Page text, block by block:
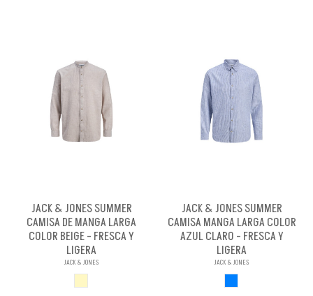
JACK & JONES SUMMER
CAMISA DE MANGA LARGA
COLOR BEIGE - FRESCA Y
LIGERA
JACK & JONES
JACK & JONES SUMMER
CAMISA MANGA LARGA COLOR
AZUL CLARO - FRESCA Y
LIGERA
JACK & JONES